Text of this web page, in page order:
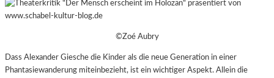
©Zoé Aubry
Dass Alexander Giesche die Kinder als die neue Generation in einer
Phantasiewanderung miteinbezieht, ist ein wichtiger Aspekt. Allein die